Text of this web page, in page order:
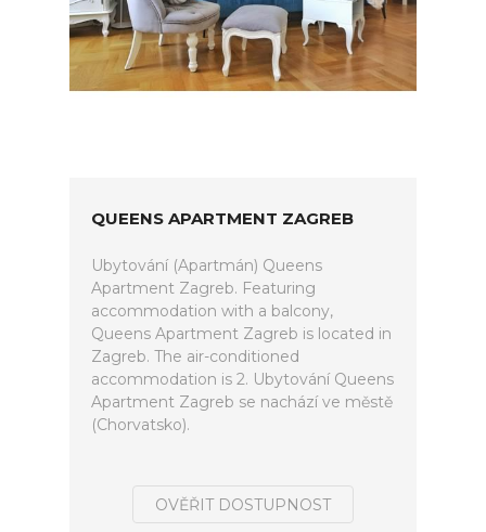
QUEENS APARTMENT ZAGREB
Ubytování (Apartmán) Queens
Apartment Zagreb. Featuring
accommodation with a balcony,
Queens Apartment Zagreb is located in
Zagreb. The air-conditioned
accommodation is 2. Ubytování Queens
Apartment Zagreb se nachází ve městě
(Chorvatsko).
OVĚŘIT DOSTUPNOST